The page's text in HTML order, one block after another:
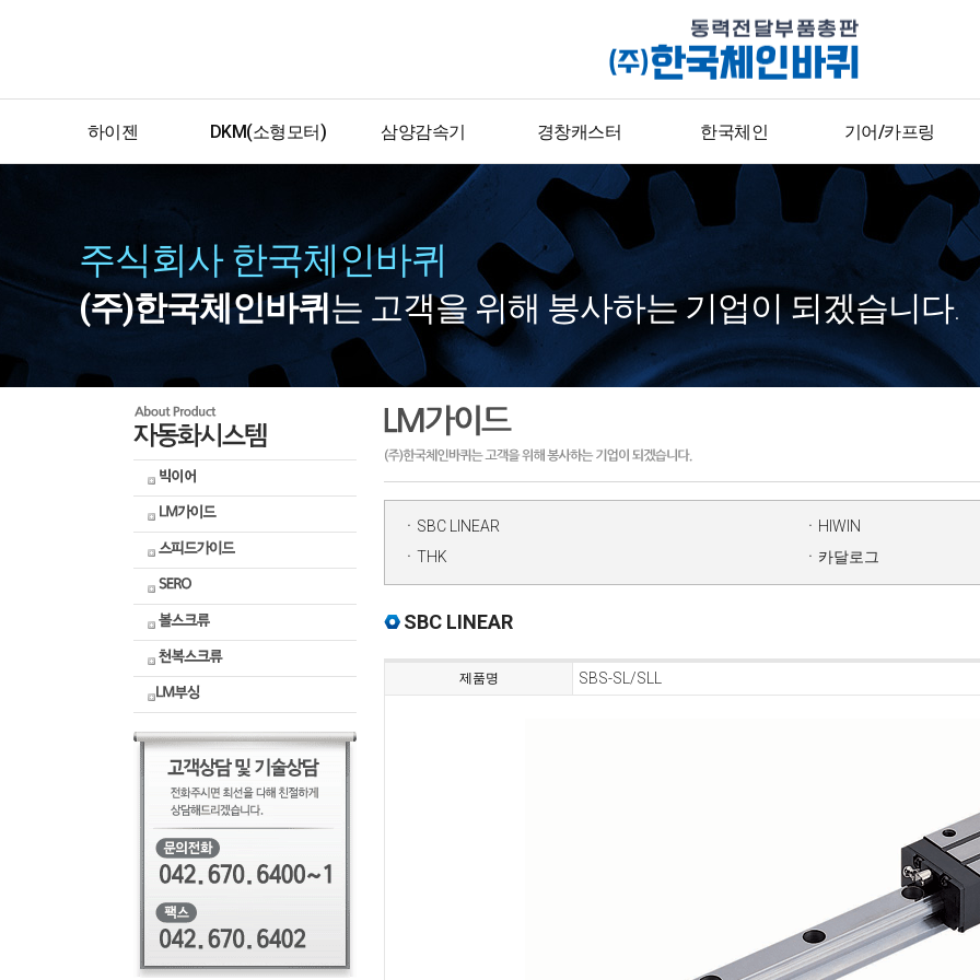
하이젠
서보모터
고압모터
DKM(소형모터)
인덕션모터
리버서블모터
브레이크모터
클러치브레이크모터
2극모터
삼양감속기
기어드모터
중실축윔감속기
멀티맥스윔감속기
중공축윔감속기
헬리컬윔감속기
스크류잭
하이포맥스
기어박스
동력전달요소
도면자료실
경창캐스터
경하중용
중하중용
고하중용
다용도용
피아노용
완충용
후아록
한국체인
표준형체인
기어/카프링
카프링
주식회사 한국체인바퀴
(주)한국체인바퀴는 고객을 위해 봉사하는 기업이 되겠습니다.
ㆍSBC LINEAR
ㆍHIWIN
ㆍTHK
ㆍ카달로그
SBC LINEAR
제품명 SBS-SL/SLL